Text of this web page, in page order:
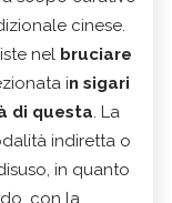
cinese.
nel bruciare
in sigari
di questa. La
indiretta o
in quanto
con la